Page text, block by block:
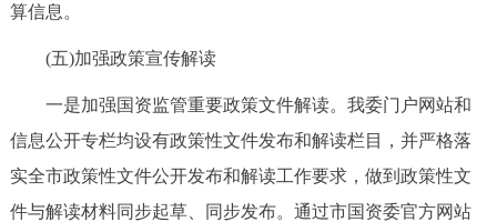
算信息。
(五)加强政策宣传解读
一是加强国资监管重要政策文件解读。我委门户网站和
信息公开专栏均设有政策性文件发布和解读栏目，并严格落
实全市政策性文件公开发布和解读工作要求，做到政策性文
件与解读材料同步起草、同步发布。通过市国资委官方网站